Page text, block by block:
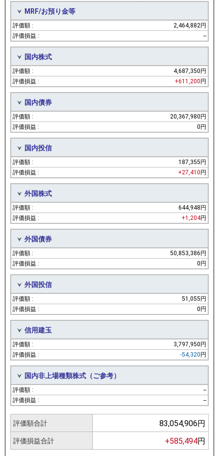
MRF/お預り金等
2,464,882円
--
国内株式
4,687,350円
+611,200 円
国内債券
20,367,980円
0円
国内投信
187,355円
+27,410 円
外国株式
644,948円
+1,204円
外国債券
50,853,386円
0円
外国投信
51,055円
0円
信用建玉
3,797,950円
-54,320円
国内非上場種類株式（ご参考）
--
--
評価額合計 83,054,906円
評価損益合計 +585,494円